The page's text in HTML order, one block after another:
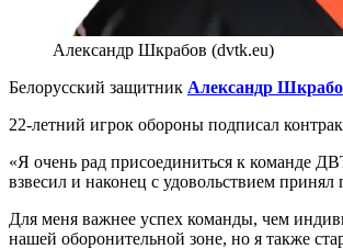
Александр Шкрабов (dvtk.eu)
Белорусский защитник Александр
22-летний игрок обороны подписал
«Я очень рад присоединиться к команде
взвесил и наконец с удовольствием принял
Для меня важнее успех команды, чем
нашей оборонительной зоне, но я также